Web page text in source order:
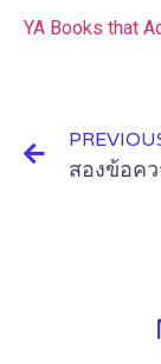
YA Books that